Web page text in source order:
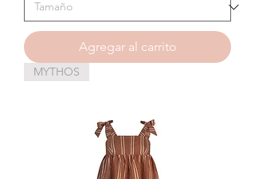
Agregar al carrito
MYTHOS